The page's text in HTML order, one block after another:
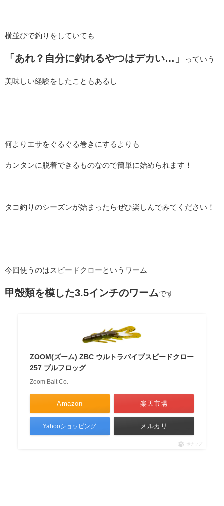
横並びで釣りをしていても
「あれ？自分に釣れるやつはデカい…」 っていう
美味しい経験をしたこともあるし
何よりエサをぐるぐる巻きにするよりも
カンタンに脱着できるものなので簡単に始められます！
タコ釣りのシーズンが始まったらぜひ楽しんでみてください！
今回使うのはスピードクローというワーム
甲殻類を模した3.5インチのワームです
ZOOM(ズーム) ZBC ウルトラバイブスピードクロー
257 ブルフロッグ
Zoom Bait Co.
Amazon 楽天市場
Yahooショッピング メルカリ
ポチップ